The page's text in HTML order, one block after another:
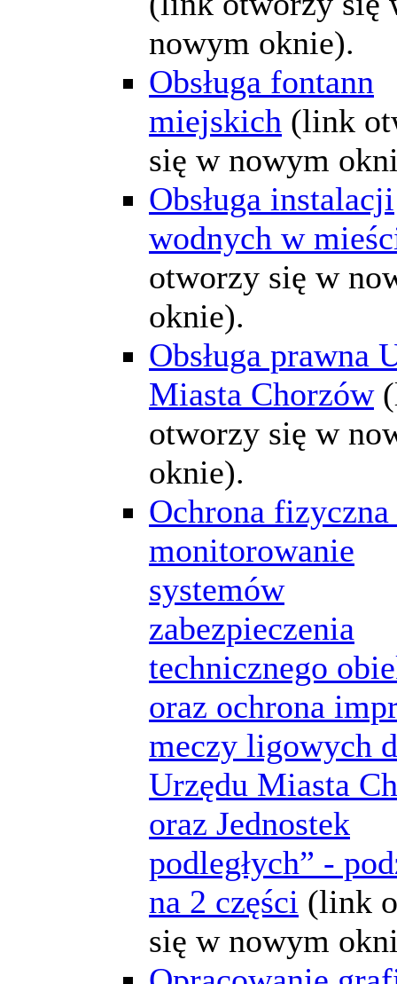
nowym oknie).
Obsługa fontann
miejskich (link
się w nowym
Obsługa instalacji
wodnych w
otworzy się w
oknie).
Obsługa prawna
Miasta Chorzów
otworzy się w
oknie).
Ochrona
monitorowanie
systemów
zabezpieczenia
technicznego
oraz ochrona
meczy ligowych
Urzędu Miasta
oraz Jednostek
podległych” -
na 2 części (link
się w nowym